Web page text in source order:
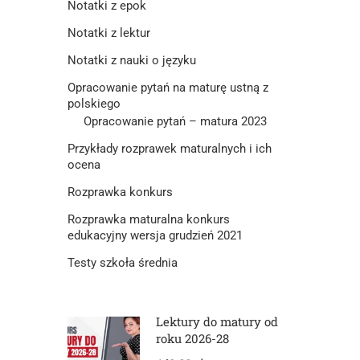
Notatki z epok
Notatki z lektur
Notatki z nauki o języku
Opracowanie pytań na maturę ustną z
polskiego
Opracowanie pytań – matura 2023
Przykłady rozprawek maturalnych i ich
ocena
Rozprawka konkurs
Rozprawka maturalna konkurs
edukacyjny wersja grudzień 2021
Testy szkoła średnia
Lektury do matury od
roku 2026-28